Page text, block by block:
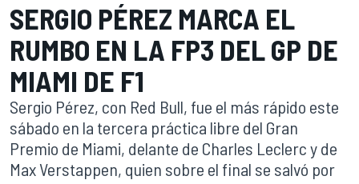
SERGIO PÉREZ MARCA EL
RUMBO EN LA FP3 DEL GP DE
MIAMI DE F1
Sergio Pérez, con Red Bull, fue el más rápido este
sábado en la tercera práctica libre del Gran
Premio de Miami, delante de Charles Leclerc y de
Max Verstappen, quien sobre el final se salvó por